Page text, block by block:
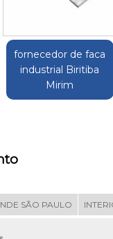
fornecedor de faca
industrial Biritiba
Mirim
SÃO PAULO